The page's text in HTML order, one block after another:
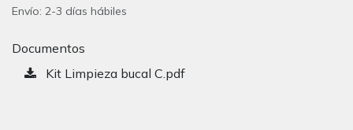
Envío: 2-3 días hábiles
Documentos
Kit Limpieza bucal C.pdf